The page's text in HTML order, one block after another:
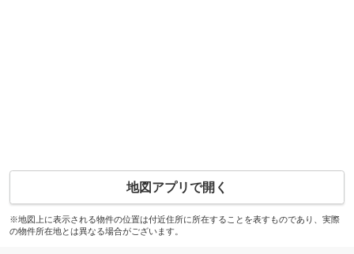
地図アプリで開く
※地図上に表示される物件の位置は付近住所に所在することを表すものであり、実際
の物件所在地とは異なる場合がございます。